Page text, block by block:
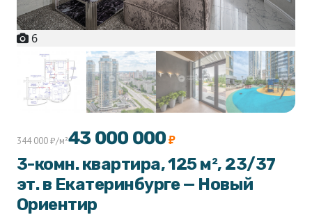
6
3-комн. квартира, 125 м², 23/37
эт. в Екатеринбурге — Новый
Ориентир
344 000 ₽/м²43 000 000 ₽